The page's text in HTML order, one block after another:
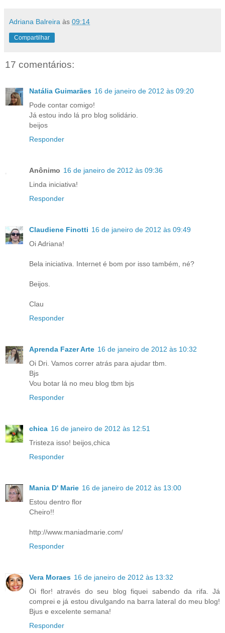
Adriana Balreira às 09:14
Compartilhar
17 comentários:
Natália Guimarães 16 de janeiro de 2012 às 09:20
Pode contar comigo!
Já estou indo lá pro blog solidário.
beijos
Responder
Anônimo 16 de janeiro de 2012 às 09:36
Linda iniciativa!
Responder
Claudiene Finotti 16 de janeiro de 2012 às 09:49
Oi Adriana!
Bela iniciativa. Internet é bom por isso também, né?
Beijos.
Clau
Responder
Aprenda Fazer Arte 16 de janeiro de 2012 às 10:32
Oi Dri. Vamos correr atrás para ajudar tbm.
Bjs
Vou botar lá no meu blog tbm bjs
Responder
chica 16 de janeiro de 2012 às 12:51
Tristeza isso! beijos,chica
Responder
Mania D' Marie 16 de janeiro de 2012 às 13:00
Estou dentro flor
Cheiro!!
http://www.maniadmarie.com/
Responder
Vera Moraes 16 de janeiro de 2012 às 13:32
Oi flor! através do seu blog fiquei sabendo da rifa. Já
comprei e já estou divulgando na barra lateral do meu blog!
Bjus e excelente semana!
Responder